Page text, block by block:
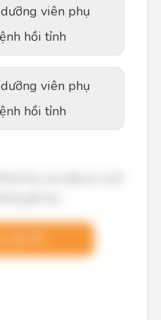
viên phụ
hồi tỉnh
viên phụ
hồi tỉnh